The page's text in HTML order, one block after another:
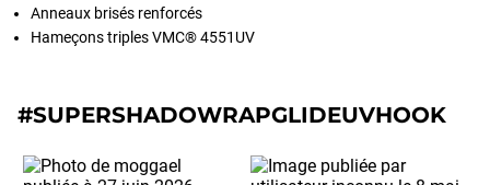
Anneaux brisés renforcés
Hameçons triples VMC® 4551UV
#SUPERSHADOWRAPGLIDEUVHOOK